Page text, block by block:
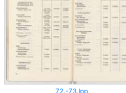
72.-73.lpp.